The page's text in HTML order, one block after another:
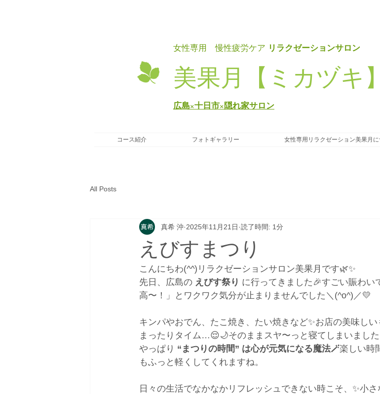
女性専用 慢性疲労ケア リラクゼーションサロン
広島×十日市×隠れ家サロン
美果月【ミカヅキ】
コース紹介 フォトギャラリー 女性専用リラクゼーション美果月に
All Posts
えびすまつり
真希 沖 2025年11月21日 読了時間: 1分
こんにちわ(^^)リラクゼーションサロン美果月です🌿✨
先日、広島の えびす祭り に行ってきました🎉すごい賑わい
高〜！」とワクワク気分が止まりませんでした＼(^o^)／💛
キンパやおでん、たこ焼き、たい焼きなど✨お店の美味し
まったりタイム…😌🌙そのままスヤ〜っと寝てしまいまし
やっぱり “まつりの時間” は心が元気になる魔法🪄楽しい時
もふっと軽くしてくれますね。
日々の生活でなかなかリフレッシュできない時こそ、✨小